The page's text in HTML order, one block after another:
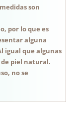
son
por lo que es
alguna
igual que algunas
piel natural.
no se